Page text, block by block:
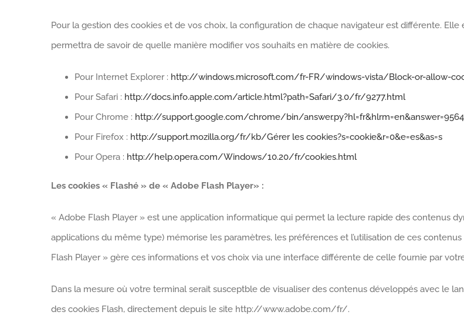
Pour la gestion des cookies et de vos choix, la configuration de chaque navigateur est différente.
permettra de savoir de quelle manière modifier vos souhaits en matière de cookies.
Pour Internet Explorer : http://windows.microsoft.com/fr-FR/windows-vista/Block-or-allow-
Pour Safari : http://docs.info.apple.com/article.html?path=Safari/3.0/fr/9277.html
Pour Chrome : http://support.google.com/chrome/bin/
Pour Firefox : http://support.mozilla.org/fr/kb/Gérer les cookies?s=cookie&r=0&e=es&as=s
Pour Opera : http://help.opera.com/Windows/10.20/fr/cookies.html
Les cookies « Flashé » de « Adobe Flash Player» :
« Adobe Flash Player » est une application informatique qui permet la lecture rapide des contenus
applications du même type) mémorise les paramètres, les préférences et l’utilisation de ces
Flash Player » gère ces informations et vos choix via une interface différente de celle fournie par
Dans la mesure où votre terminal serait susceptble de visualiser des contenus développés avec le
des cookies Flash, directement depuis le site http://www.adobe.com/fr/.